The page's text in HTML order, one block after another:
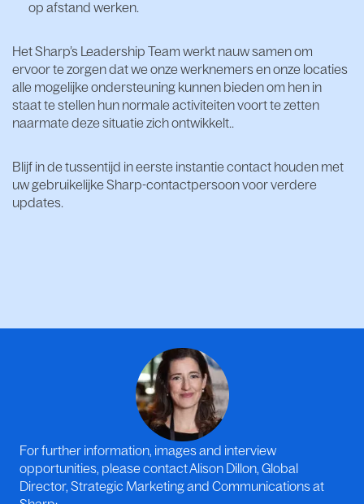
op afstand werken.
Het Sharp’s Leadership Team werkt nauw samen om
ervoor te zorgen dat we onze werknemers en onze locaties
alle mogelijke ondersteuning kunnen bieden om hen in
staat te stellen hun normale activiteiten voort te zetten
naarmate deze situatie zich ontwikkelt..
Blijf in de tussentijd in eerste instantie contact houden met
uw gebruikelijke Sharp-contactpersoon voor verdere
updates.
For further information, images and interview
opportunities, please contact Alison Dillon, Global
Director, Strategic Marketing and Communications at